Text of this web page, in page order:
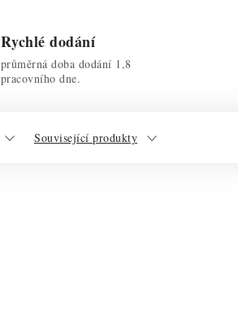
Rychlé dodání
průměrná doba dodání 1,8
pracovního dne.
Související produkty